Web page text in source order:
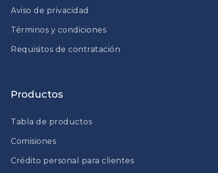
Aviso de privacidad
Términos y condiciones
Requisitos de contratación
Productos
Tabla de productos
Comisiones
Crédito personal para clientes